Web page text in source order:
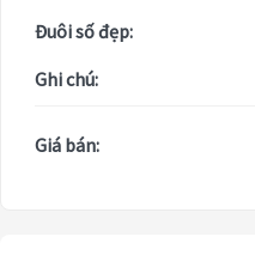
Đuôi số đẹp:
Ghi chú:
Giá bán: